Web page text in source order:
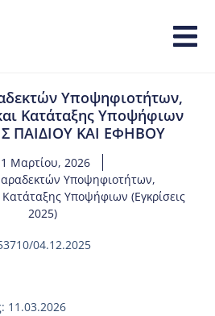
Υποψηφιοτήτων,
Κατάταξης Υποψήφιων
ΠΑΙΔΙΟΥ ΚΑΙ ΕΦΗΒΟΥ
Μαρτίου, 2026
Υποψηφιοτήτων,
Υποψήφιων (Εγκρίσεις
2025)
04.12.2025
11.03.2026